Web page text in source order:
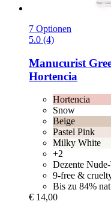
7 Optionen
5.0 (4)
Manucurist
Hortencia
Hortencia
Snow
Beige
Pastel Pink
Milky White
+2
Dezente
9-free &
Bis zu 84%
€ 14,00